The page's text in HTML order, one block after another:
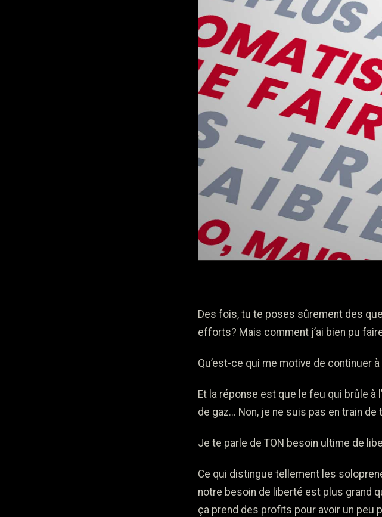
Des fois, tu te poses sûrement des
efforts? Mais comment j’ai bien pu
Qu’est-ce qui me motive de continuer
Et la réponse est que le feu qui brûle à
de gaz... Non, je ne suis pas en train
Je te parle de TON besoin ultime de
Ce qui distingue tellement les
notre besoin de liberté est plus grand
ça prend des profits pour avoir un peu